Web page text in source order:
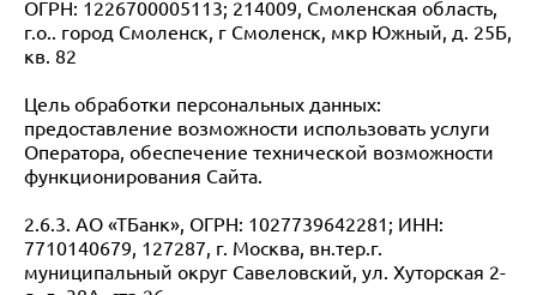
ОГРН: 1226700005113; 214009, Смоленская область,
г.о.. город Смоленск, г Смоленск, мкр Южный, д. 25Б,
кв. 82
Цель обработки персональных данных:
предоставление возможности использовать услуги
Оператора, обеспечение технической возможности
функционирования Сайта.
2.6.3. АО «ТБанк», ОГРН: 1027739642281; ИНН:
7710140679, 127287, г. Москва, вн.тер.г.
муниципальный округ Савеловский, ул. Хуторская 2-